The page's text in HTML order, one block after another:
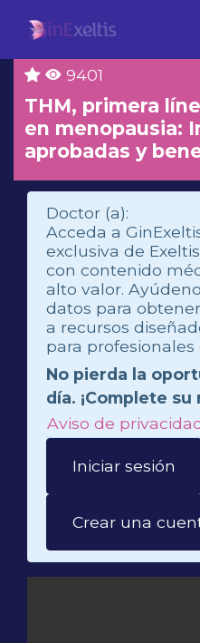
9401
THM, primera
en menopausia:
aprobadas y
Doctor (a):
Acceda a
exclusiva de
con contenido
alto valor.
datos para
a recursos
para profesionales
No pierda la
día. ¡Complete
Aviso de
Iniciar sesión
Crear una